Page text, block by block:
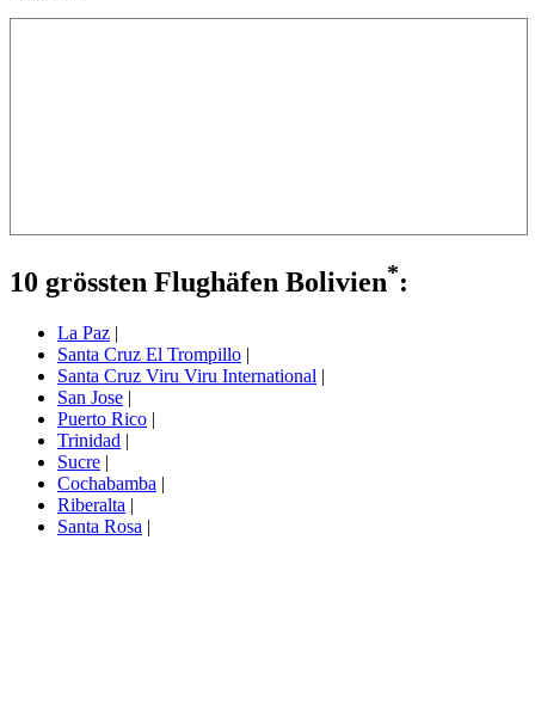
10 grössten Flughäfen Bolivien*:
La Paz |
Santa Cruz El Trompillo |
Santa Cruz Viru Viru International |
San Jose |
Puerto Rico |
Trinidad |
Sucre |
Cochabamba |
Riberalta |
Santa Rosa |